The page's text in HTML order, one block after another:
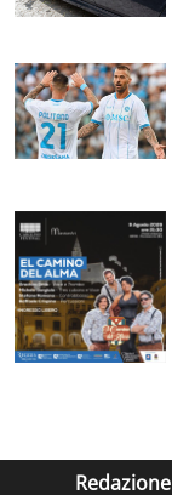
Redazione